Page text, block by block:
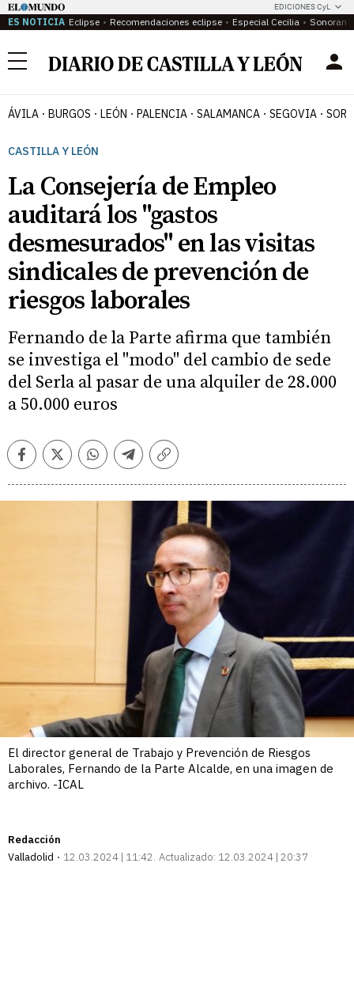
EDICIONES CyL
ES NOTICIA Eclipse Recomendaciones eclipse Especial Cecilia
Menú
ÁVILA BURGOS LEÓN PALENCIA SALAMANCA SEGOVIA
CASTILLA Y LEÓN
La Consejería de Empleo
auditará los "gastos
desmesurados" en las visitas
sindicales de prevención de
riesgos laborales
Fernando de la Parte afirma que también
se investiga el "modo" del cambio de sede
del Serla al pasar de una alquiler de 28.000
a 50.000 euros
FacebookTwitterWhatsappTelegramCopiar
El director general de Trabajo y Prevención de Riesgos
Laborales, Fernando de la Parte Alcalde, en una imagen de
archivo. -ICAL
Redacción
Valladolid
12.03.2024 | 11:42 Actualizado: 12.03.2024 | 20:37